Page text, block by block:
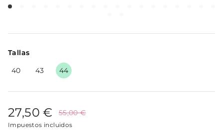
Tallas
40
43 44
27,50 € 55,00 €
Impuestos incluidos